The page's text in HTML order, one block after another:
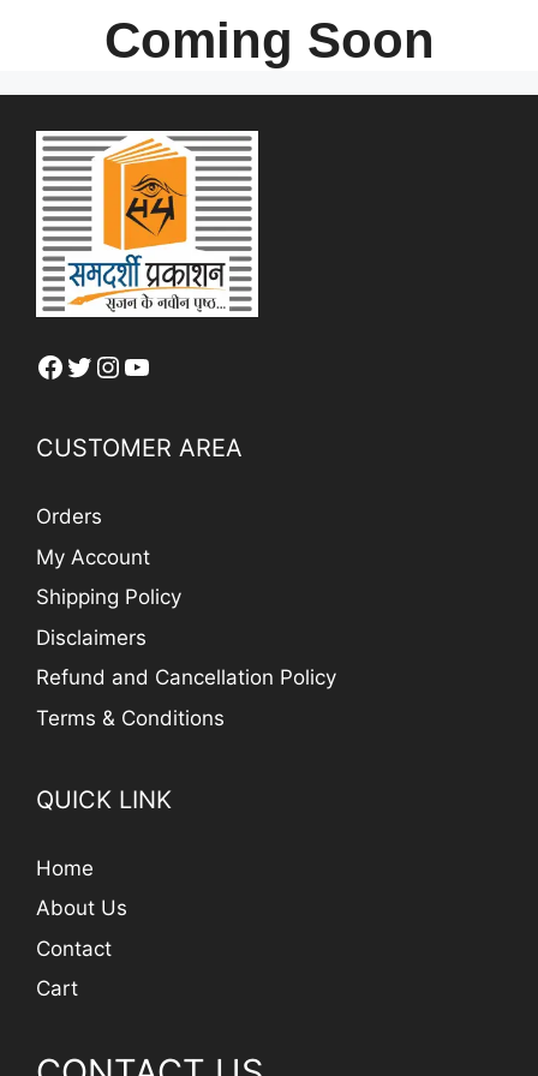
Coming Soon
Facebook
Twitter
Instagram
YouTube
CUSTOMER AREA
Orders
My Account
Shipping Policy
Disclaimers
Refund and Cancellation Policy
Terms & Conditions
QUICK LINK
Home
About Us
Contact
Cart